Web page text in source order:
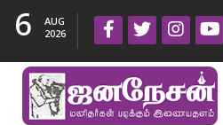
6
AUG
2026